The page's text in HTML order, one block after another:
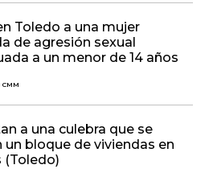
Toledo a una mujer
de agresión sexual
a un menor de 14 años
a una culebra que se
un bloque de viviendas en
(Toledo)